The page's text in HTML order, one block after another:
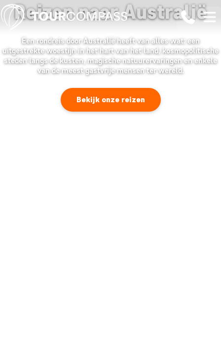
Reizen naar Australië
Een rondreis door Australië heeft van alles wat: een
uitgestrekte woestijn in het hart van het land, kosmopolitische
steden langs de kusten, magische natuurervaringen en enkele
van de meest gastvrije mensen ter wereld.
Bekijk onze reizen